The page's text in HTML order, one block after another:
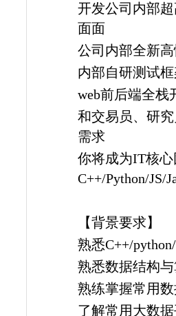
开发公司内部
面面
公司内部全新
内部自研测试
web前后端全栈
和交易员、研
需求
你将成为IT核
C++/Python/JS/
【背景要求】
熟悉C++/
熟悉数据结构
熟练掌握常用数
了解常用大数